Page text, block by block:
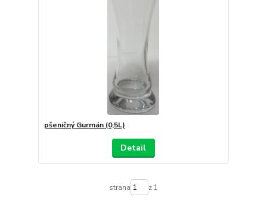
pšeničný Gurmán (0,5L)
Detail
strana z 1